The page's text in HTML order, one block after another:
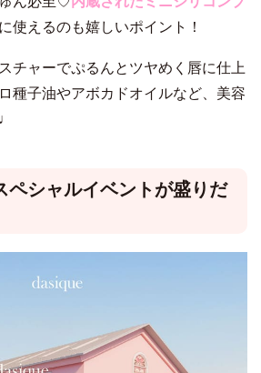
使えるのも嬉しいポイント！
チャーでぷるんとツヤめく唇に仕上
種子油やアボカドオイルなど、美容
ペシャルイベントが盛りだ